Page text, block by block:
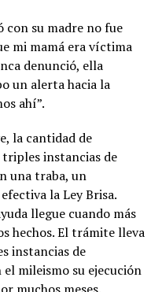
con su madre no fue
mi mamá era víctima
denunció, ella
un alerta hacia la
ahí”.
la cantidad de
instancias de
una traba, un
la Ley Brisa.
llegue cuando más
hechos. El trámite lleva
instancias de
mileismo su ejecución